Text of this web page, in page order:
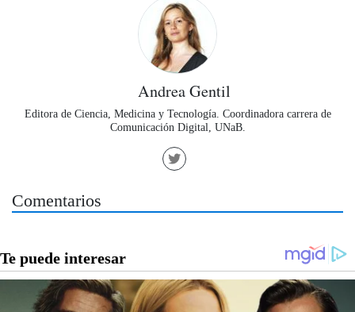
Andrea Gentil
Editora de Ciencia, Medicina y Tecnología. Coordinadora carrera de
Comunicación Digital, UNaB.
Comentarios